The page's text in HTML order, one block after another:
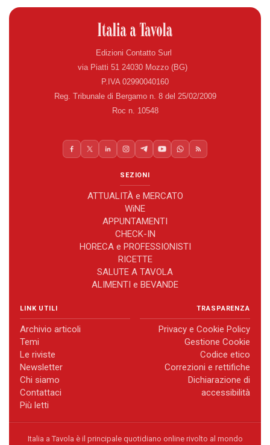
Edizioni Contatto Surl
via Piatti 51 24030 Mozzo (BG)
P.IVA 02990040160
Reg. Tribunale di Bergamo n. 8 del 25/02/2009
Roc n. 10548
SEZIONI
ATTUALITÀ e MERCATO
WiNE
APPUNTAMENTI
CHECK-IN
HORECA e PROFESSIONISTI
RICETTE
SALUTE A TAVOLA
ALIMENTI e BEVANDE
LINK UTILI
Archivio articoli
Temi
Le riviste
Newsletter
Chi siamo
Contattaci
Più letti
TRASPARENZA
Privacy e Cookie Policy
Gestione Cookie
Codice etico
Correzioni e rettifiche
Dichiarazione di
accessibilità
Italia a Tavola è il principale quotidiano online rivolto al mondo